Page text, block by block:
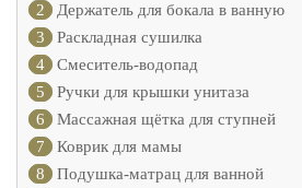
2
Держатель для бокала в ванную
3
Раскладная сушилка
4
Смеситель-водопад
5
Ручки для крышки унитаза
6
Массажная щётка для ступней
7
Коврик для мамы
8
Подушка-матрац для ванной